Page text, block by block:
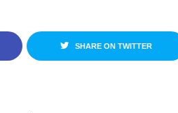
SHARE ON TWITTER